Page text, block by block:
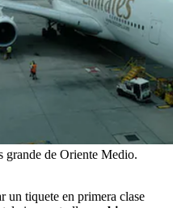
grande de Oriente Medio.
un tiquete en primera clase